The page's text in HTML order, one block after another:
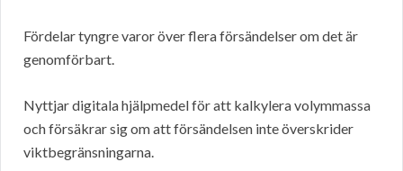
Fördelar tyngre varor över flera försändelser om det är
genomförbart.
Nyttjar digitala hjälpmedel för att kalkylera volymmassa
och försäkrar sig om att försändelsen inte överskrider
viktbegränsningarna.